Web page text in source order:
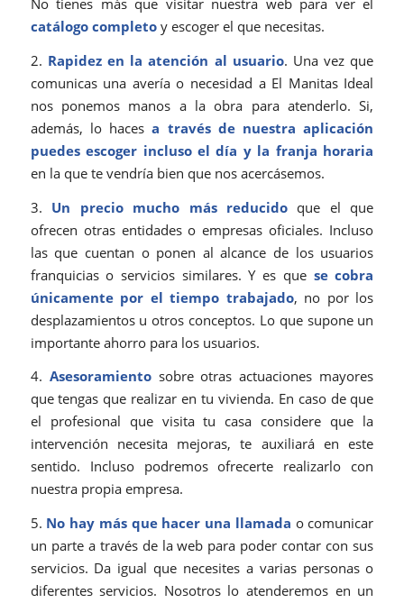
No tienes más que visitar nuestra web para ver el
catálogo completoy escoger el que necesitas.
2. Rapidez en la atención al usuario. Una vez que
comunicas una avería o necesidad a El Manitas Ideal
nos ponemos manos a la obra para atenderlo. Si,
además, lo hacesa través de nuestra aplicación
puedes escoger incluso el día y la franja horaria
en la que te vendría bien que nos acercásemos.
3. Un precio mucho más reducidoque el que
ofrecen otras entidades o empresas oficiales. Incluso
las que cuentan o ponen al alcance de los usuarios
franquicias o servicios similares. Y es que se cobra
únicamente por el tiempo trabajado, no por los
desplazamientos u otros conceptos. Lo que supone un
importante ahorro para los usuarios.
4. Asesoramientosobre otras actuaciones mayores
que tengas que realizar en tu vivienda. En caso de que
el profesional que visita tu casa considere que la
intervención necesita mejoras, te auxiliará en este
sentido. Incluso podremos ofrecerte realizarlo con
nuestra propia empresa.
5. No hay más que hacer una llamada o comunicar
un parte a través de la web para poder contar con sus
servicios. Da igual que necesites a varias personas o
diferentes servicios. Nosotros lo atenderemos en un